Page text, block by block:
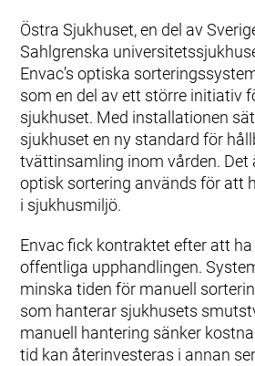
Östra Sjukhuset, en del av
Sahlgrenska
Envac’s optiska
som en del av ett större initiativ
sjukhuset. Med installationen
sjukhuset en ny standard för
tvättinsamling inom vården. Det
optisk sortering används för att
i sjukhusmiljö.
Envac fick kontraktet efter att
offentliga upphandlingen.
minska tiden för manuell
som hanterar sjukhusets
manuell hantering sänker
tid kan återinvesteras i annan